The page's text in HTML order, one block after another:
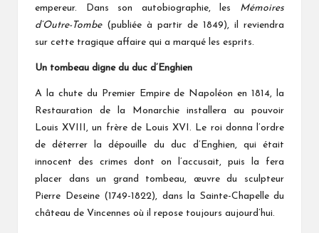
empereur. Dans son autobiographie, les Mémoires
d’Outre-Tombe (publiée à partir de 1849), il reviendra
sur cette tragique affaire qui a marqué les esprits.
Un tombeau digne du duc d’Enghien
A la chute du Premier Empire de Napoléon en 1814, la
Restauration de la Monarchie installera au pouvoir
Louis XVIII, un frère de Louis XVI. Le roi donna l’ordre
de déterrer la dépouille du duc d’Enghien, qui était
innocent des crimes dont on l’accusait, puis la fera
placer dans un grand tombeau, œuvre du sculpteur
Pierre Deseine (1749-1822), dans la Sainte-Chapelle du
château de Vincennes où il repose toujours aujourd’hui.